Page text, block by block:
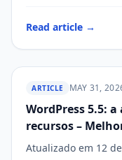
Read article →
WP STAGING
ARTICLE MAY 31,
WordPress 5.5:
recursos –
Atualizado em 12